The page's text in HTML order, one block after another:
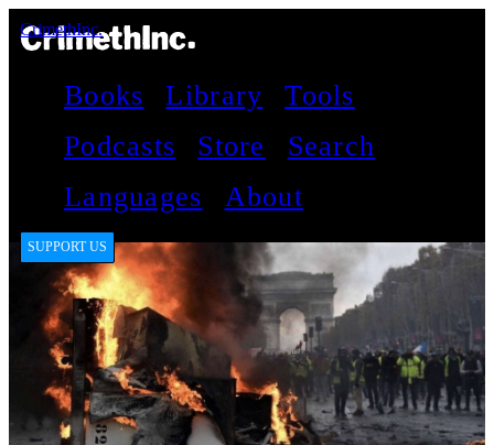
CrimethInc.
Books Library
Tools
Podcasts
Store
Search
Languages
About
SUPPORT US